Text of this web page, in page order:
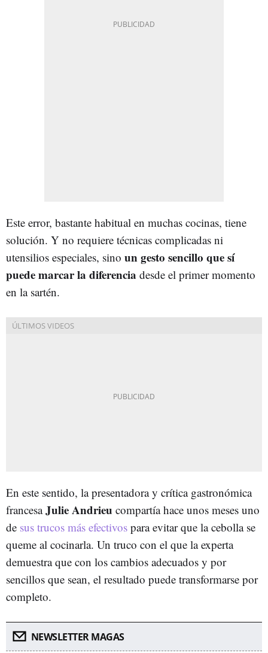
Este error, bastante habitual en muchas cocinas, tiene
solución. Y no requiere técnicas complicadas ni
utensilios especiales, sino un gesto sencillo que sí
puede marcar la diferencia desde el primer momento
en la sartén.
En este sentido, la presentadora y crítica gastronómica
francesaJulie Andrieu compartía hace unos meses uno
de sus trucos más efectivos para evitar que la cebolla se
queme al cocinarla. Un truco con el que la experta
demuestra que con los cambios adecuados y por
sencillos que sean, el resultado puede transformarse por
completo.
NEWSLETTER MAGAS